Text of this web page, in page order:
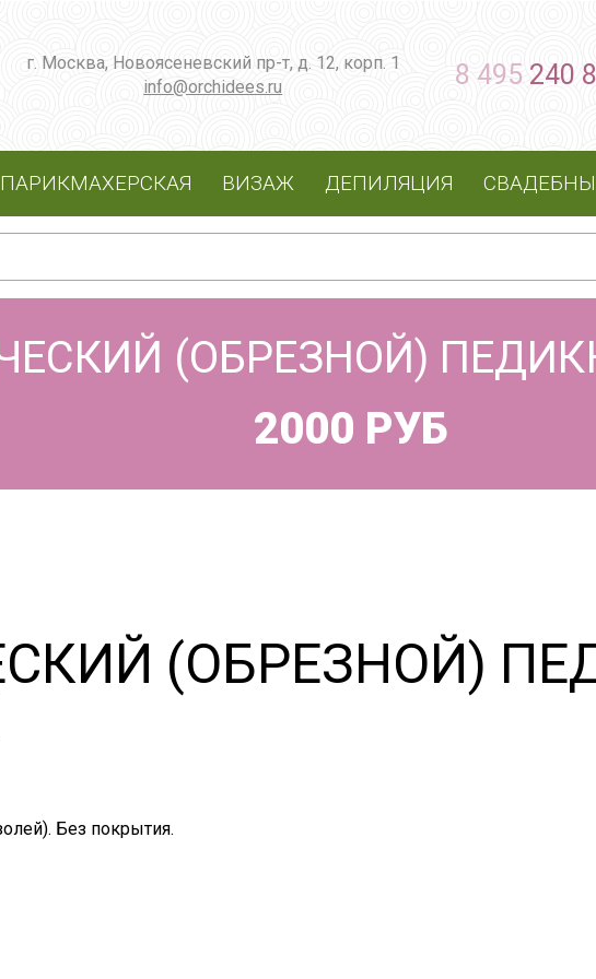
г. Москва, Новоясеневский пр-т, д. 12, корп. 1
info@orchidees.ru
8 495240
ПАРИКМАХЕРСКАЯ ВИЗАЖ ДЕПИЛЯЦИЯ
(ОБРЕЗНОЙ)
2000 РУБ
(ОБРЕЗНОЙ)
Без покрытия.